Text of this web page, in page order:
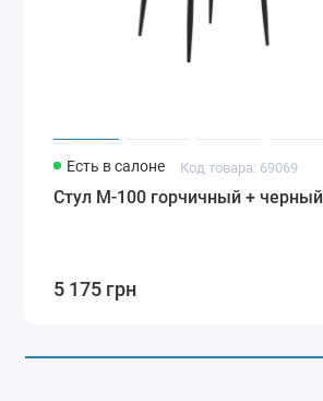
Есть в салоне Код товара: 69069
Стул M-100 горчичный + черный
5 175 грн